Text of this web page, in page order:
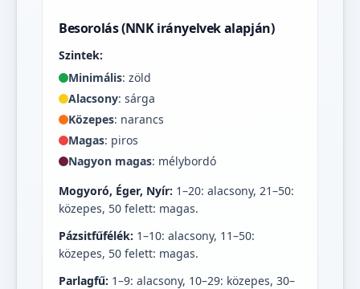
Besorolás (NNK irányelvek alapján)
Szintek:
Minimális: zöld
Alacsony: sárga
Közepes: narancs
Magas: piros
Nagyon magas: mélybordó
Mogyoró, Éger, Nyír: 1–20: alacsony, 21–50:
közepes, 50 felett: magas.
Pázsitfűfélék: 1–10: alacsony, 11–50:
közepes, 50 felett: magas.
Parlagfű: 1–9: alacsony, 10–29: közepes, 30–